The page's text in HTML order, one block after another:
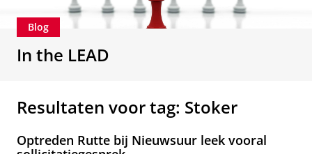
Blog
In the LEAD
Resultaten voor tag: Stoker
Optreden Rutte bij Nieuwsuur leek vooral